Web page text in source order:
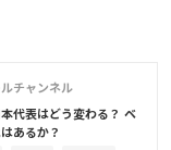
チャンネル
代表はどう変わる？ ベ
あるか？